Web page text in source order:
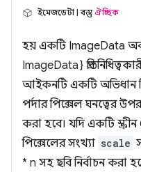
ইমেজডেটা | বস্তুঐচ্ছিক
হয় একটি ImageData
ImageData}
আইকনটি একটি অভিধান
পর্দার পিক্সেল ঘনত্বের উপর
করা হবে। যদি একটি
পিক্সেলের সংখ্যা scale
* n সহ ছবি নির্বাচন